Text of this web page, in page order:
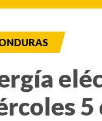
5